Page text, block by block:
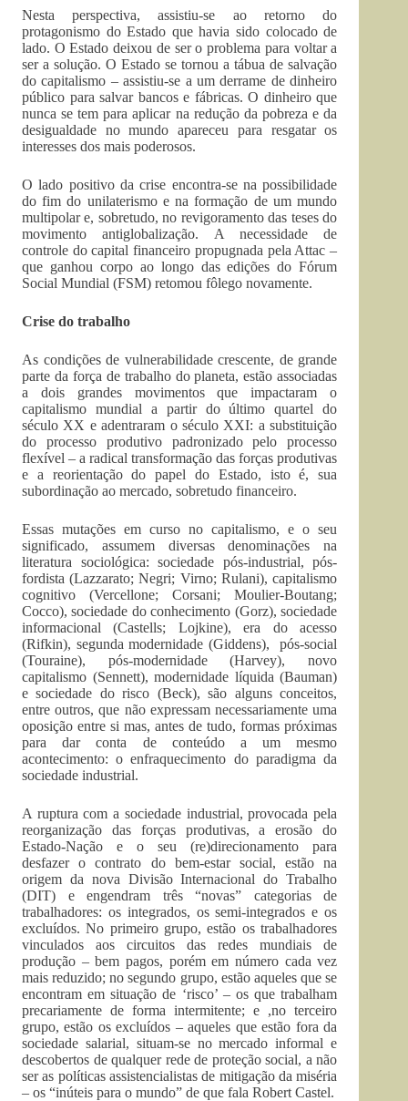
Nesta perspectiva, assistiu-se ao retorno do
protagonismo do Estado que havia sido colocado de
lado. O Estado deixou de ser o problema para voltar a
ser a solução. O Estado se tornou a tábua de salvação
do capitalismo – assistiu-se a um derrame de dinheiro
público para salvar bancos e fábricas. O dinheiro que
nunca se tem para aplicar na redução da pobreza e da
desigualdade no mundo apareceu para resgatar os
interesses dos mais poderosos.
O lado positivo da crise encontra-se na possibilidade
do fim do unilaterismo e na formação de um mundo
multipolar e, sobretudo, no revigoramento das teses do
movimento antiglobalização. A necessidade de
controle do capital financeiro propugnada pela Attac –
que ganhou corpo ao longo das edições do Fórum
Social Mundial (FSM) retomou fôlego novamente.
Crise do trabalho
As condições de vulnerabilidade crescente, de grande
parte da força de trabalho do planeta, estão associadas
a dois grandes movimentos que impactaram o
capitalismo mundial a partir do último quartel do
século XX e adentraram o século XXI: a substituição
do processo produtivo padronizado pelo processo
flexível – a radical transformação das forças produtivas
e a reorientação do papel do Estado, isto é, sua
subordinação ao mercado, sobretudo financeiro.
Essas mutações em curso no capitalismo, e o seu
significado, assumem diversas denominações na
literatura sociológica: sociedade pós-industrial, pós-
fordista (Lazzarato; Negri; Virno; Rulani), capitalismo
cognitivo (Vercellone; Corsani; Moulier-Boutang;
Cocco), sociedade do conhecimento (Gorz), sociedade
informacional (Castells; Lojkine), era do acesso
(Rifkin), segunda modernidade (Giddens), pós-social
(Touraine), pós-modernidade (Harvey), novo
capitalismo (Sennett), modernidade líquida (Bauman)
e sociedade do risco (Beck), são alguns conceitos,
entre outros, que não expressam necessariamente uma
oposição entre si mas, antes de tudo, formas próximas
para dar conta de conteúdo a um mesmo
acontecimento: o enfraquecimento do paradigma da
sociedade industrial.
A ruptura com a sociedade industrial, provocada pela
reorganização das forças produtivas, a erosão do
Estado-Nação e o seu (re)direcionamento para
desfazer o contrato do bem-estar social, estão na
origem da nova Divisão Internacional do Trabalho
(DIT) e engendram três “novas” categorias de
trabalhadores: os integrados, os semi-integrados e os
excluídos. No primeiro grupo, estão os trabalhadores
vinculados aos circuitos das redes mundiais de
produção – bem pagos, porém em número cada vez
mais reduzido; no segundo grupo, estão aqueles que se
encontram em situação de ‘risco’ – os que trabalham
precariamente de forma intermitente; e ,no terceiro
grupo, estão os excluídos – aqueles que estão fora da
sociedade salarial, situam-se no mercado informal e
descobertos de qualquer rede de proteção social, a não
ser as políticas assistencialistas de mitigação da miséria
– os “inúteis para o mundo” de que fala Robert Castel.